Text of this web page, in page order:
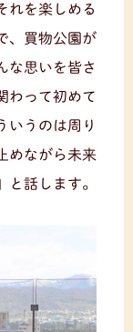
れを楽しめる
、買物公園が
な思いを皆さ
わって初めて
いうのは周り
めながら未来
と話します。